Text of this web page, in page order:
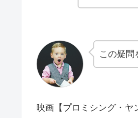
この疑問
映画【プロミシング・ヤ